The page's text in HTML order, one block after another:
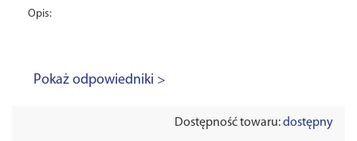
Opis:
Pokaż odpowiedniki >
Dostępność towaru:dostępny